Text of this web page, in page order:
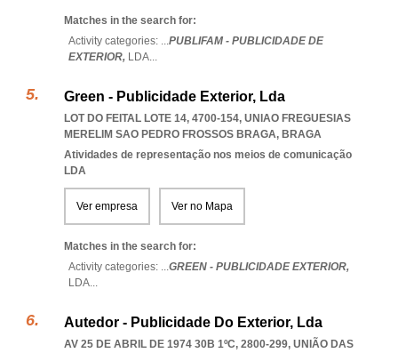
Matches in the search for:
Activity categories: ...PUBLIFAM - PUBLICIDADE DE
EXTERIOR, LDA...
Green - Publicidade Exterior, Lda
LOT DO FEITAL LOTE 14, 4700-154, UNIAO FREGUESIAS
MERELIM SAO PEDRO FROSSOS BRAGA, BRAGA
Atividades de representação nos meios de comunicação
LDA
Ver empresa Ver no Mapa
Matches in the search for:
Activity categories: ...GREEN - PUBLICIDADE EXTERIOR,
LDA...
Autedor - Publicidade Do Exterior, Lda
AV 25 DE ABRIL DE 1974 30B 1ºC, 2800-299, UNIÃO DAS